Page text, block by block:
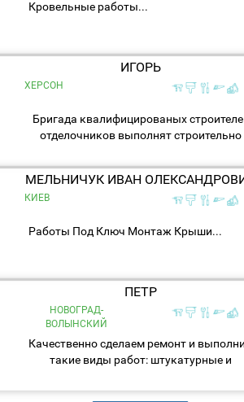
Кровельные работы...
ИГОРЬ
ХЕРСОН
Бригада квалифицированых
отделочников выполнят строительно
сложности.Работаем также с
безналом,...
МЕЛЬНИЧУК ИВАН
КИЕВ
Работы Под Ключ Монтаж Крыши...
ПЕТР
НОВОГРАД-
ВОЛЫНСКИЙ
Качественно сделаем ремонт и
такие виды работ: штукатурные и
гипсокартона,укладка плитки,